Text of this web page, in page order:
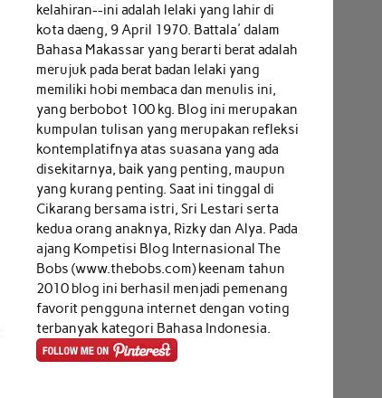
kelahiran--ini adalah lelaki yang lahir di
kota daeng, 9 April 1970. Battala' dalam
Bahasa Makassar yang berarti berat adalah
merujuk pada berat badan lelaki yang
memiliki hobi membaca dan menulis ini,
yang berbobot 100 kg. Blog ini merupakan
kumpulan tulisan yang merupakan refleksi
kontemplatifnya atas suasana yang ada
disekitarnya, baik yang penting, maupun
yang kurang penting. Saat ini tinggal di
Cikarang bersama istri, Sri Lestari serta
kedua orang anaknya, Rizky dan Alya. Pada
ajang Kompetisi Blog Internasional The
Bobs (www.thebobs.com) keenam tahun
2010 blog ini berhasil menjadi pemenang
favorit pengguna internet dengan voting
terbanyak kategori Bahasa Indonesia.